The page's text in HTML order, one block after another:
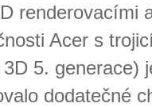
ren­de­ro­va­cí­mi
Acer s
5.
do­da­teč­né